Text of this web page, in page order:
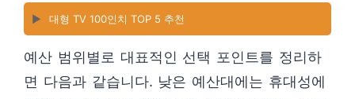
▶️ 대형 TV 100인치 TOP 5 추천
예산 범위별로 대표적인 선택 포인트를 정리하
면 다음과 같습니다. 낮은 예산대에는 휴대성에